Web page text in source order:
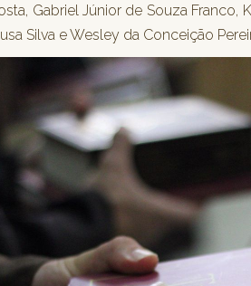
Gabriel Júnior de Souza Franco,
Silva e Wesley da Conceição